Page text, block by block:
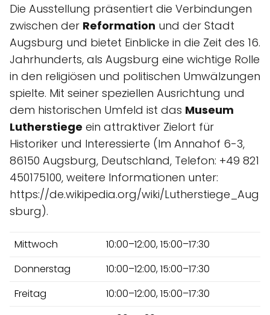
Die Ausstellung präsentiert die Verbindungen
zwischen der Reformation und der Stadt
Augsburg und bietet Einblicke in die Zeit des 16.
Jahrhunderts, als Augsburg eine wichtige Rolle
in den religiösen und politischen Umwälzungen
spielte. Mit seiner speziellen Ausrichtung und
dem historischen Umfeld ist das Museum
Lutherstiege ein attraktiver Zielort für
Historiker und Interessierte (Im Annahof 6-3,
86150 Augsburg, Deutschland, Telefon: +49 821
450175100, weitere Informationen unter:
https://de.wikipedia.org/wiki/Lutherstiege_Aug
sburg).
Mittwoch
10:00–12:00, 15:00–17:30
Donnerstag
10:00–12:00, 15:00–17:30
Freitag
10:00–12:00, 15:00–17:30